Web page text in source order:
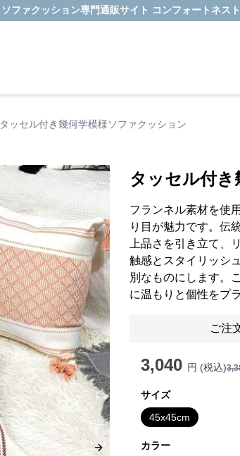
ソファクッション専門通販サイト コンフォートネスト
タッセル付き幾何学模様ソファクッション
Next slide
タッセル付き
フランネル素材を使
り目が魅力です。伝
上品さを引き立て、
触感とスタイリッシ
別なものにします。
に温もりと個性をプ
ご注
3,040 円 (税込)
サイズ
45x45cm
カラー